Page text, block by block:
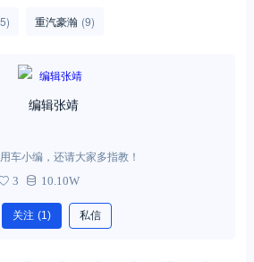
重汽豪瀚 (9)
编辑张靖
车小编，还请大家多指教！
3 10.10W
关注 (1) 私信